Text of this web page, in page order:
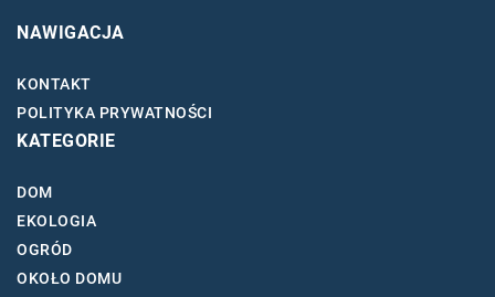
NAWIGACJA
KONTAKT
POLITYKA PRYWATNOŚCI
KATEGORIE
DOM
EKOLOGIA
OGRÓD
OKOŁO DOMU